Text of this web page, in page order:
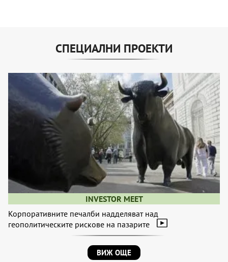
СПЕЦИАЛНИ ПРОЕКТИ
INVESTOR MEET
Корпоративните печалби надделяват над
геополитическите рискове на пазарите
ВИЖ ОЩЕ